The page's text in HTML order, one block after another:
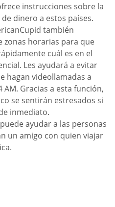
instrucciones sobre la
dinero a estos países.
también
zonas horarias para que
cuál es en el
Les ayudará a evitar
hagan videollamadas a
Gracias a esta función,
se sentirán estresados si
inmediato.
ayudar a las personas
un amigo con quien viajar